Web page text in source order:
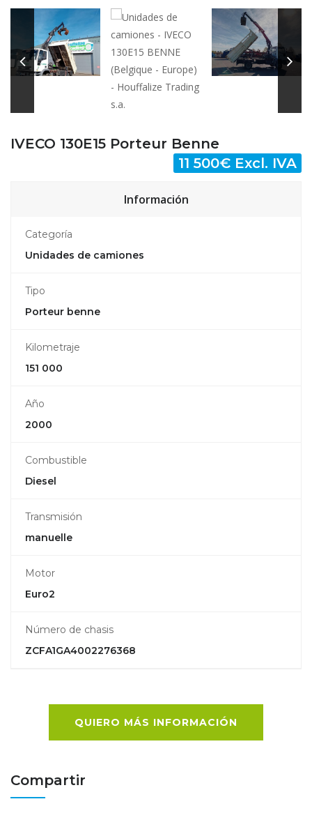
IVECO 130E15 Porteur Benne
11 500€ Excl. IVA
Información
Categoría
Unidades de camiones
Tipo
Porteur benne
Kilometraje
151 000
Año
2000
Combustible
Diesel
Transmisión
manuelle
Motor
Euro2
Número de chasis
ZCFA1GA4002276368
QUIERO MÁS INFORMACIÓN
Compartir